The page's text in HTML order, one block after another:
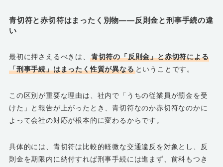
青切符と赤切符はまったく別物――反則金と刑事手続の違
い
最初に押さえるべきは、
青切符の「反則金」と赤切符による
「刑事手続」はまったく性質が異なるということです。
この区別が重要な理由は、社内で「うちの従業員が罰金を受
けた」と報告が上がったとき、青切符なのか赤切符なのかに
よって会社の対応が根本的に変わるからです。
具体的には、青切符は比較的軽微な交通違反を対象とし、反
則金を期限内に納付すれば刑事手続には進まず、前科もつき